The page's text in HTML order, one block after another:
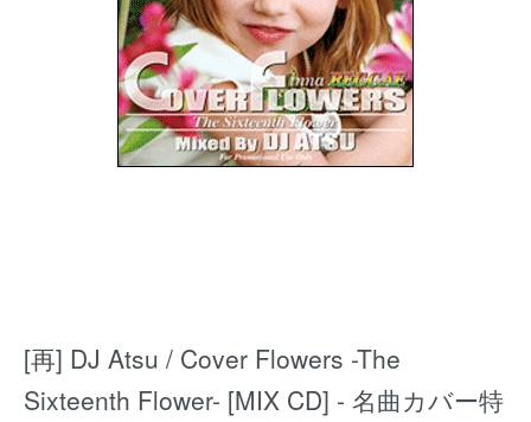
[再] DJ Atsu / Cover Flowers -The
Sixteenth Flower- [MIX CD] - 名曲カバー特